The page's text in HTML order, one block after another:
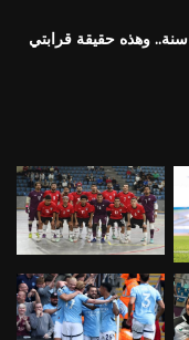
مريم سعيد صالح: دخلت الفن وأنا عندي 37 سنة.. وهذه حقيقة قرابتي